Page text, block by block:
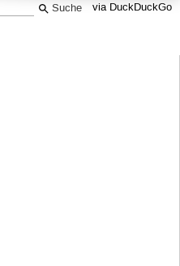
via DuckDuckGo